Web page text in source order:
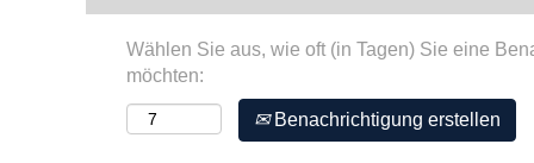
Wählen Sie aus, wie oft (in Tagen) Sie eine
möchten:
Benachrichtigung erstellen